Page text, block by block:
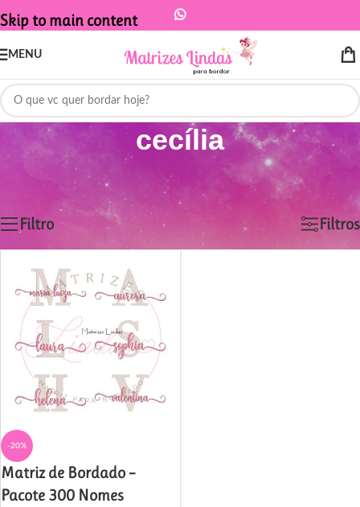
Skip to main content
MENU
cecília
Início / Produtos marcados com a tag “cecília”
Exibindo um único resultado
Filtro Filtros
-20%
Matriz de Bordado –
Pacote 300 Nomes